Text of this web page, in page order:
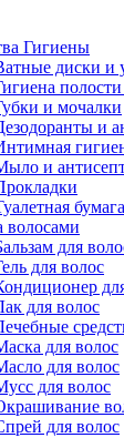
Гигиены
диски и
полости
и мочалки
и
и
бумага
волосами
для
для волос
для волос
для волос
для волос
для волос
для волос